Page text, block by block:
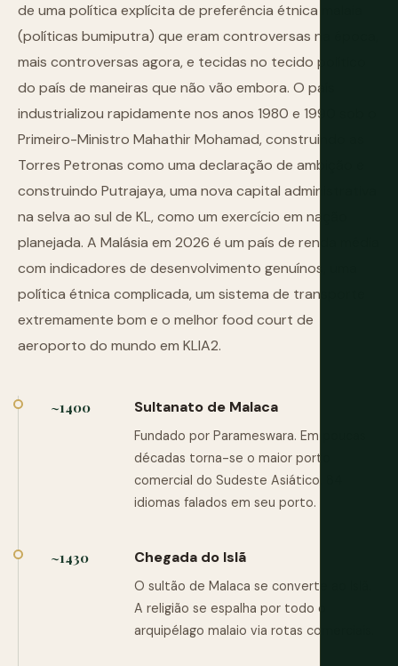
de uma política explícita de preferência étnica malaia
(políticas bumiputra) que eram controversas na época,
mais controversas agora, e tecidas no tecido político
do país de maneiras que não vão embora. O país
industrializou rapidamente nos anos 1980 e 1990 sob o
Primeiro-Ministro Mahathir Mohamad, construindo as
Torres Petronas como uma declaração de ambição e
construindo Putrajaya, uma nova capital administrativa
na selva ao sul de KL, como um exercício em nação
planejada. A Malásia em 2026 é um país de renda média
com indicadores de desenvolvimento genuínos, uma
política étnica complicada, um sistema de transporte
extremamente bom e o melhor food court de
aeroporto do mundo em KLIA2.
~1400 Sultanato de Malaca
Fundado por Parameswara. Em poucas
décadas torna-se o maior porto
comercial do Sudeste Asiático. 84
idiomas falados em seu porto.
~1430 Chegada do Islã
O sultão de Malaca se converte ao Islã.
A religião se espalha por todo o
arquipélago malaio via rotas comerciais.